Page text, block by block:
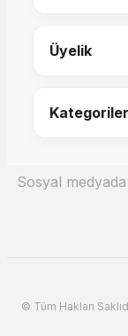
17.000,00 TL
Üyelik
Kategoriler
Sosyal
© Tüm Hakları